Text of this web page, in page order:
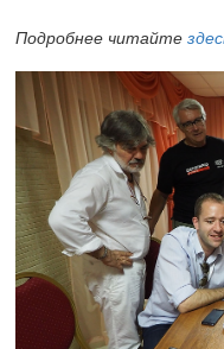
Подробнее читайте